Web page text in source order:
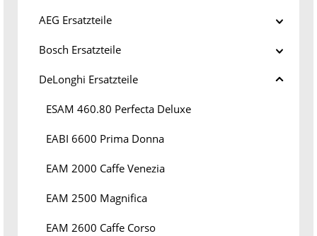
AEG Ersatzteile
Bosch Ersatzteile
DeLonghi Ersatzteile
ESAM 460.80 Perfecta Deluxe
EABI 6600 Prima Donna
EAM 2000 Caffe Venezia
EAM 2500 Magnifica
EAM 2600 Caffe Corso